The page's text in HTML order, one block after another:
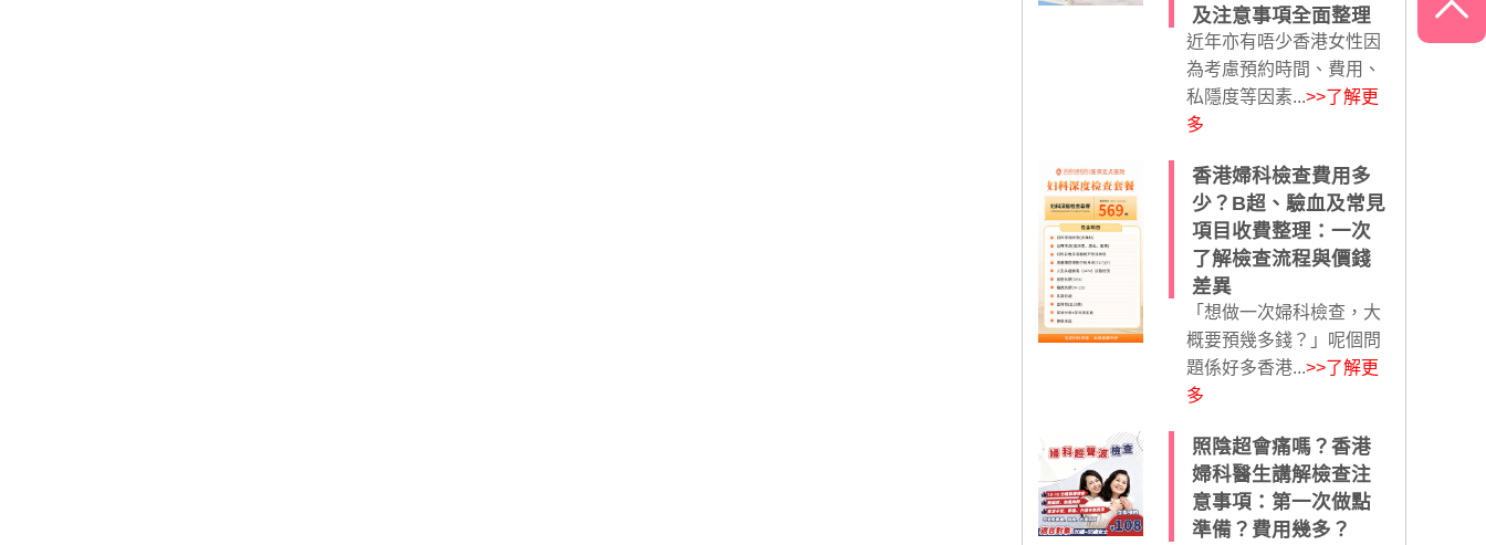
及注意事項全面整理
近年亦有唔少香港女性因
為考慮預約時間、費用、
私隱度等因素...>>了解更
多
香港婦科檢查費用多
少？B超、驗血及常見
項目收費整理：一次
了解檢查流程與價錢
差異
「想做一次婦科檢查，大
概要預幾多錢？」呢個問
題係好多香港...>>了解更
多
照陰超會痛嗎？香港
婦科醫生講解檢查注
意事項：第一次做點
準備？費用幾多？